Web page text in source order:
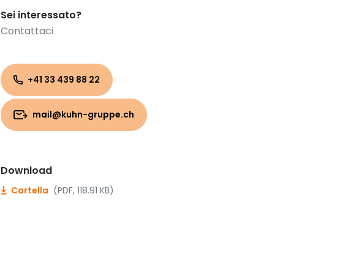
Sei interessato?
Contattaci
+41 33 439 88 22
mail@kuhn-gruppe.ch
Download
Cartella (PDF, 118.91 KB)